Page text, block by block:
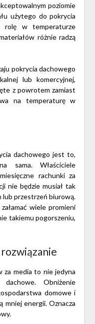
poziomie
użytego do pokrycia
rolę w temperaturze
różnie radzą
pokrycia dachowego
lub komercyjnej,
z powrotem zamiast
na temperaturę w
dachowego jest to,
sama. Właściciele
rachunki za
nie będzie musiał tak
lub przestrzeń biurową.
wiele promieni
takiemu pogorszeniu,
za media to nie jedyna
Obniżenie
domowe i
mniej energii. Oznacza